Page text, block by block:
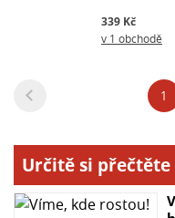
339 Kč
v 1 obchodě
1
Určitě si přečtěte